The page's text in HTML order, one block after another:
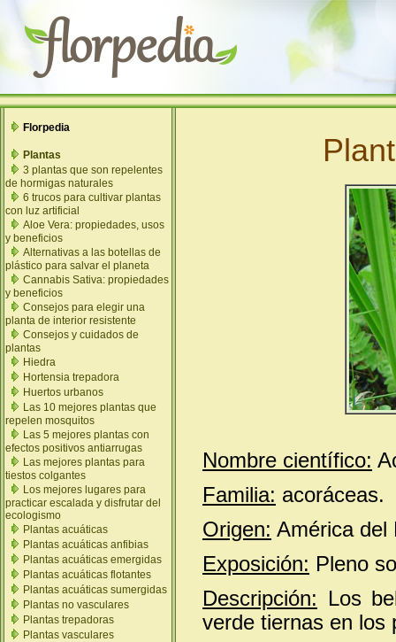
Florpedia
Plantas
3 plantas que son repelentes
de hormigas naturales
6 trucos para cultivar plantas
con luz artificial
Aloe Vera: propiedades, usos
y beneficios
Alternativas a las botellas de
plástico para salvar el planeta
Cannabis Sativa: propiedades
y beneficios
Consejos para elegir una
planta de interior resistente
Consejos y cuidados de
plantas
Hiedra
Hortensia trepadora
Huertos urbanos
Las 10 mejores plantas que
repelen mosquitos
Las 5 mejores plantas con
efectos positivos antiarrugas
Las mejores plantas para
tiestos colgantes
Los mejores lugares para
practicar escalada y disfrutar del
ecologismo
Plantas acuáticas
Plantas acuáticas anfibias
Plantas acuáticas emergidas
Plantas acuáticas flotantes
Plantas acuáticas sumergidas
Plantas no vasculares
Plantas trepadoras
Plantas vasculares
Nombre científico:
Familia: acoráceas.
Origen: América del
Exposición: Pleno
Descripción: Los
verde tiernas en los